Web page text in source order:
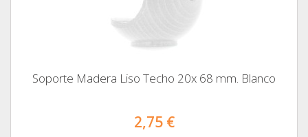
Soporte Madera Liso Techo 20x 68 mm. Blanco
2,75 €